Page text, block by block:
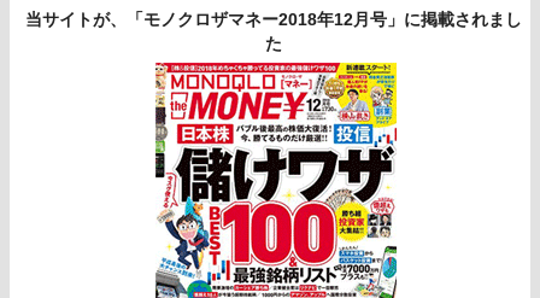
当サイトが、「モノクロザマネー2018年12月号」に掲載されまし
た